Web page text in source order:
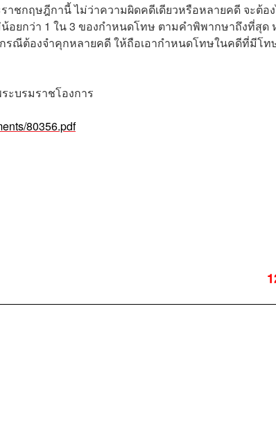
ชกฤษฎีกานี้ ไม่ว่าความผิดคดีเดียวหรือหลายคดี จะต้อ
ยกว่า 1 ใน 3 ของกำหนดโทษ ตามคำพิพากษาถึงที่สุด
รณีต้องจำคุกหลายคดี ให้ถือเอากำหนดโทษในคดีที่มีโท
ะบรมราชโองการ
80356.pdf